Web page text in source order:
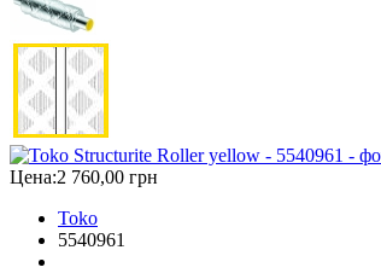
Цена:2 760,00 грн
Toko
5540961